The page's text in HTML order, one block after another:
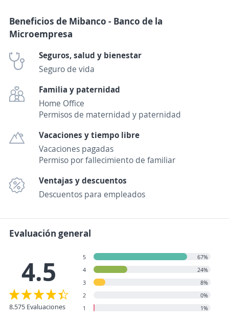
Beneficios de Mibanco - Banco de la
Microempresa
Seguros, salud y bienestar
Seguro de vida
Familia y paternidad
Home Office
Permisos de maternidad y paternidad
Vacaciones y tiempo libre
Vacaciones pagadas
Permiso por fallecimiento de familiar
Ventajas y descuentos
Descuentos para empleados
Evaluación general
4.5
8.575 Evaluaciones
5
67%
4
24%
3
8%
2
0%
1
1%